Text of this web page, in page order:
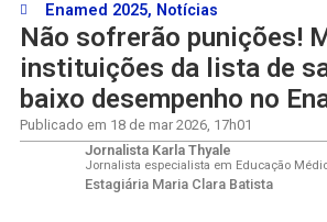
Enamed 2025, Notícias
Não sofrerão punições!
instituições da lista de
baixo desempenho no
Publicado em 18 de mar 2026, 17h01
Jornalista Karla Thyale
Jornalista especialista em Educação
Estagiária Maria Clara Batista